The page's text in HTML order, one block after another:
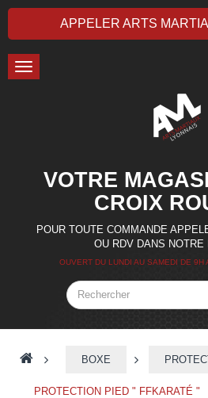
APPELER ARTS
Toggle
navigation
VOTRE
CROIX
POUR TOUTE COMMANDE
OU RDV DANS NOTRE
OUVERT DU LUNDI AU SAMEDI DE 9H
> BOXE >
PROTECTION PIED " FFKARATÉ "